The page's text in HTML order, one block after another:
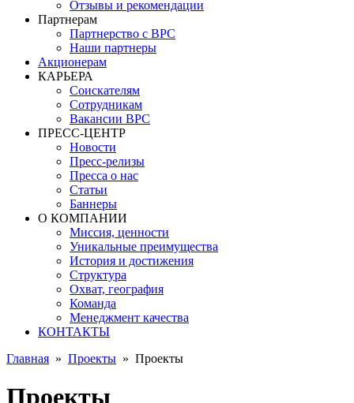
Отзывы и рекомендации
Партнерам
Партнерство с BPC
Наши партнеры
Акционерам
КАРЬЕРА
Соискателям
Сотрудникам
Вакансии BPC
ПРЕСС-ЦЕНТР
Новости
Пресс-релизы
Пресса о нас
Статьи
Баннеры
О КОМПАНИИ
Миссия, ценности
Уникальные преимущества
История и достижения
Структура
Охват, география
Команда
Менеджмент качества
КОНТАКТЫ
Главная » Проекты » Проекты
Проекты